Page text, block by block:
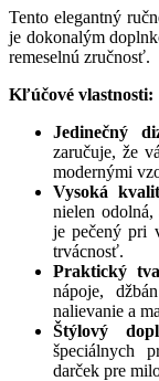
Tento elegantný
je dokonalým
remeselnú zručnosť.
Kľúčové vlastnosti:
Jedinečný
zaručuje, že
modernými
Vysoká
nielen odolná,
je pečený pri
trvácnosť.
Praktický
nápoje,
nalievanie a
Štýlový
špeciálnych
darček pre